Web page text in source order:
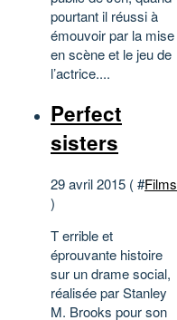
pourtant il réussi à
émouvoir par la mise
en scène et le jeu de
l’actrice....
Perfect
sisters
29 avril 2015 ( #Films
)
T errible et
éprouvante histoire
sur un drame social,
réalisée par Stanley
M. Brooks pour son